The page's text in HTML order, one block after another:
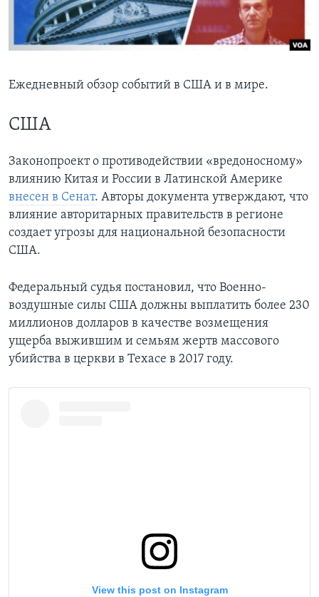
Learning English
Языки
Ежедневный обзор событий в США и в мире.
США
Законопроект о противодействии «вредоносному»
влиянию Китая и России в Латинской Америке
внесен в Сенат. Авторы документа утверждают, что
влияние авторитарных правительств в регионе
создает угрозы для национальной безопасности
США.
Федеральный судья постановил, что Военно-
воздушные силы США должны выплатить более 230
миллионов долларов в качестве возмещения
ущерба выжившим и семьям жертв массового
убийства в церкви в Техасе в 2017 году.